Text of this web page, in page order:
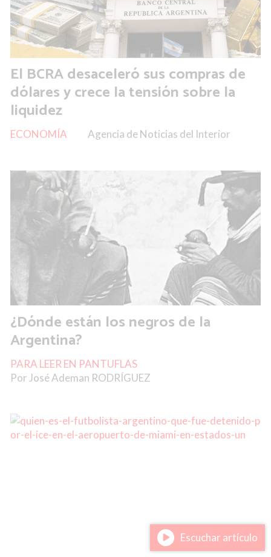
El BCRA desaceleró sus compras de
dólares y crece la tensión sobre la
liquidez
Agencia de Noticias del Interior
ECONOMÍA
¿Dónde están los negros de la
Argentina?
Por José Ademan RODRÍGUEZ
PARA LEER EN PANTUFLAS
Escuchar artículo